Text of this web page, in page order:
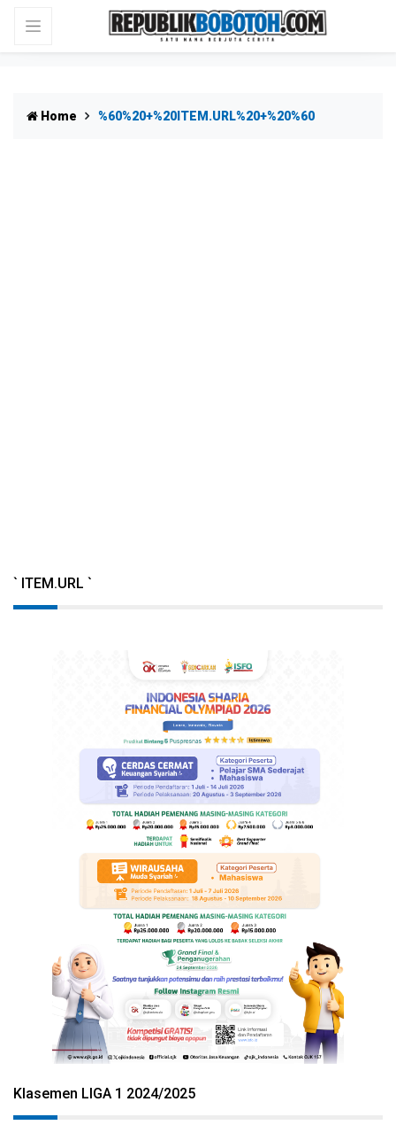
Home %60%20+%20ITEM.URL%20+%20%60
` ITEM.URL `
Klasemen LIGA 1 2024/2025